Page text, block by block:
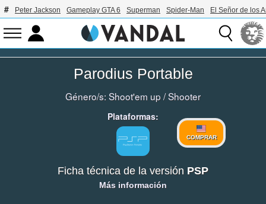
Peter Jackson Gameplay GTA 6 Superman Spider-Man El Señor de los
Parodius Portable
Género/s: Shoot'em up /Shooter
Plataformas:
COMPRAR
Ficha técnica de la versión PSP
Más información